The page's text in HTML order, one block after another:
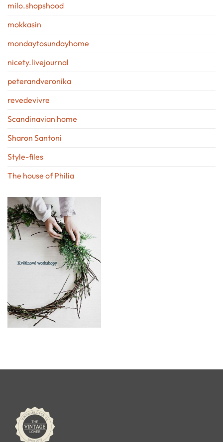
milo.shopshood
mokkasin
mondaytosundayhome
nicety.livejournal
peterandveronika
revedevivre
Scandinavian home
Sharon Santoni
Style-files
The house of Philia